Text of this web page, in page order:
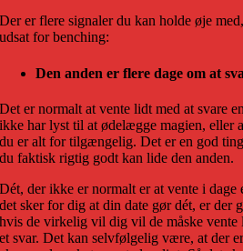
Der er flere signaler du kan holde øje
udsat for benching:
Den anden er flere dage om at
Det er normalt at vente lidt med at svare
ikke har lyst til at ødelægge magien, eller
du er alt for tilgængelig. Det er en god
du faktisk rigtig godt kan lide den anden.
Dét, der ikke er normalt er at vente i dage
det sker for dig at din date gør dét, er der
hvis de virkelig vil dig vil de måske
et svar. Det kan selvfølgelig være, at der